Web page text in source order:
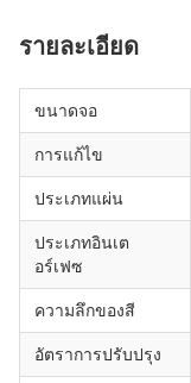
รายละเอียด
ขนาดจอ
การแก้ไข
ประเภทแผ่น
ประเภทอินเต
อร์เฟซ
ความลึกของสี
อัตราการปรับปรุง